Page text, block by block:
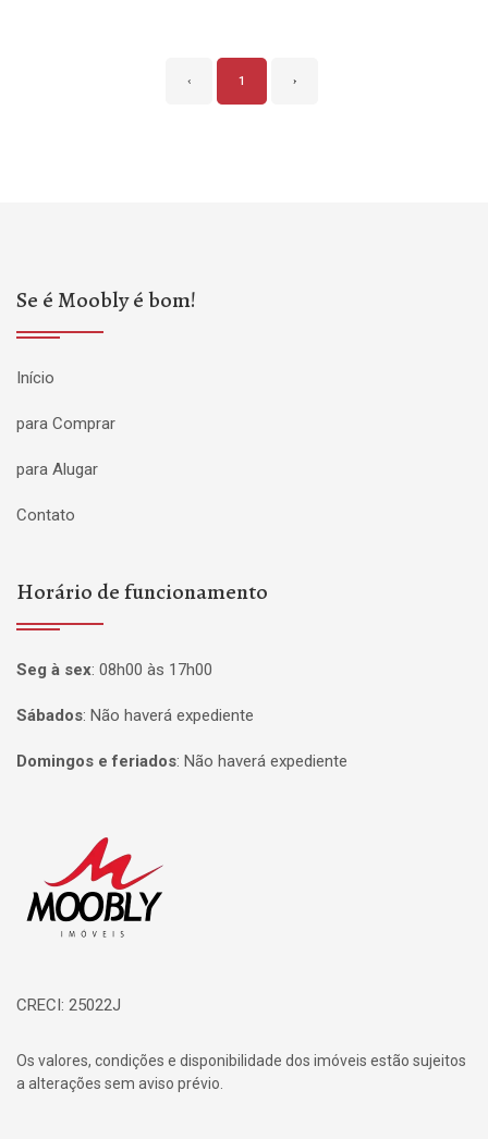
‹ 1 ›
Se é Moobly é bom!
Início
para Comprar
para Alugar
Contato
Horário de funcionamento
Seg à sex: 08h00 às 17h00
Sábados: Não haverá expediente
Domingos e feriados: Não haverá expediente
CRECI: 25022J
Os valores, condições e disponibilidade dos imóveis estão sujeitos
a alterações sem aviso prévio.